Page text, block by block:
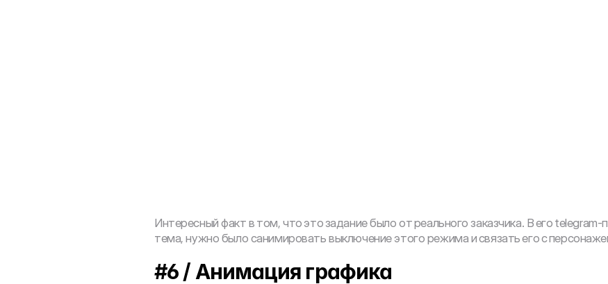
Исходный файл Результат
Интересный факт в том, что это задание было от реального заказчика. В его
тема, нужно было санимировать выключение этого режима и связать его с
#6 / Анимация графика